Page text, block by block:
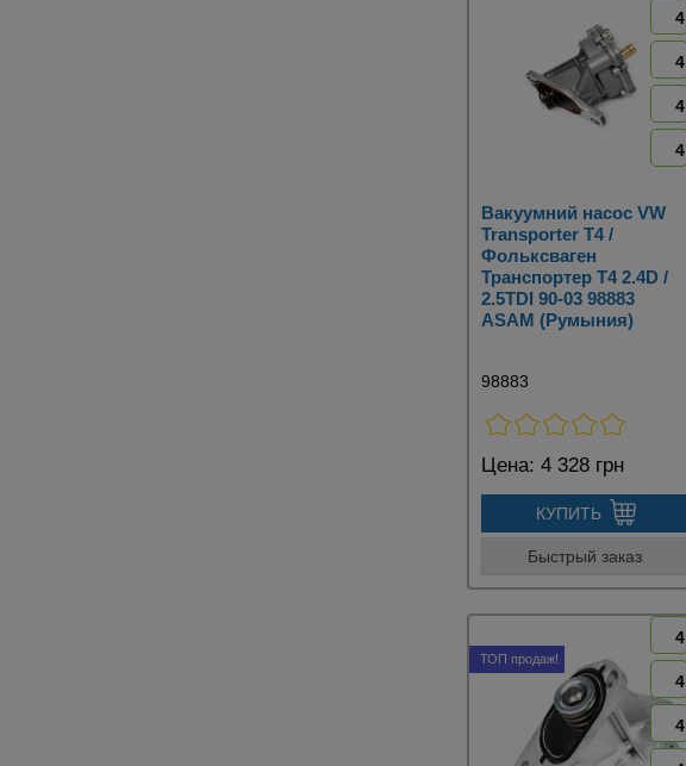
4
4
4
4
Вакуумний насос VW
Transporter T4 /
Фольксваген
Транспортер Т4 2.4D /
2.5TDI 90-03 98883
ASAM (Румыния)
98883
Цена: 4 328 грн
КУПИТЬ
Быстрый заказ
ТОП продаж!
4
4
4